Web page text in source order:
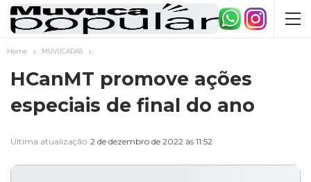
Home MUVUCADAS
HCanMT promove ações
especiais de final do ano
Última atualização 2 de dezembro de 2022 às 11:52